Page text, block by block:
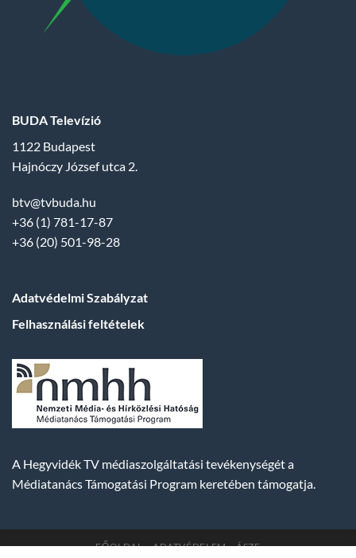
BUDA Televízió
1122 Budapest
Hajnóczy József utca 2.
btv@tvbuda.hu
+36 (1) 781-17-87
+36 (20) 501-98-28
Adatvédelmi Szabályzat
Felhasználási feltételek
A Hegyvidék TV médiaszolgáltatási tevékenységét a
Médiatanács Támogatási Program keretében támogatja.
FŐOLDAL ADATVÉDELEM ÁSZF